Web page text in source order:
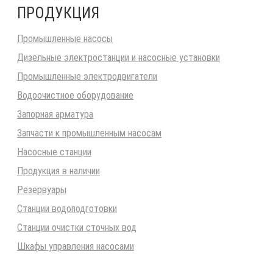
ПРОДУКЦИЯ
Промышленные насосы
Дизельные электростанции и насосные установки
Промышленные электродвигатели
Водоочистное оборудование
Запорная арматура
Запчасти к промышленным насосам
Насосные станции
Продукция в наличии
Резервуары
Станции водоподготовки
Станции очистки сточных вод
Шкафы управления насосами